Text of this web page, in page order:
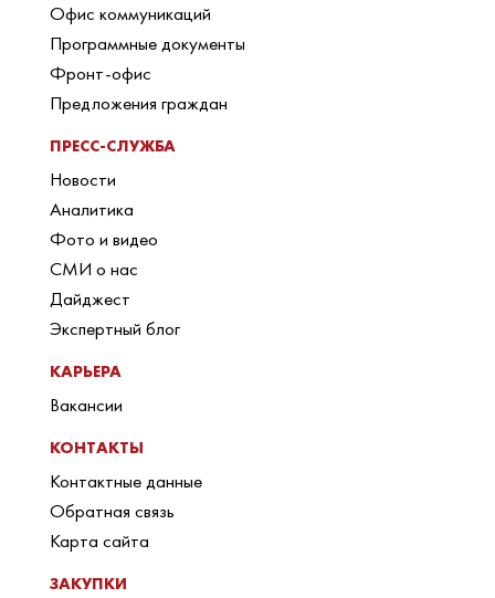
Офис коммуникаций
Программные документы
Фронт-офис
Предложения граждан
ПРЕСС-СЛУЖБА
Новости
Аналитика
Фото и видео
СМИ о нас
Дайджест
Экспертный блог
КАРЬЕРА
Вакансии
КОНТАКТЫ
Контактные данные
Обратная связь
Карта сайта
ЗАКУПКИ